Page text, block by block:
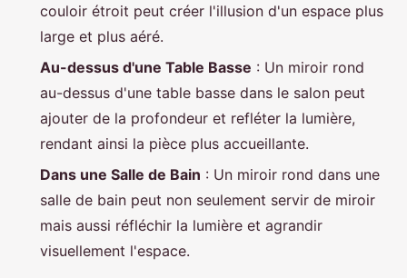
couloir étroit peut créer l'illusion d'un espace plus
large et plus aéré.
Au-dessus d'une Table Basse : Un miroir rond
au-dessus d'une table basse dans le salon peut
ajouter de la profondeur et refléter la lumière,
rendant ainsi la pièce plus accueillante.
Dans une Salle de Bain : Un miroir rond dans une
salle de bain peut non seulement servir de miroir
mais aussi réfléchir la lumière et agrandir
visuellement l'espace.